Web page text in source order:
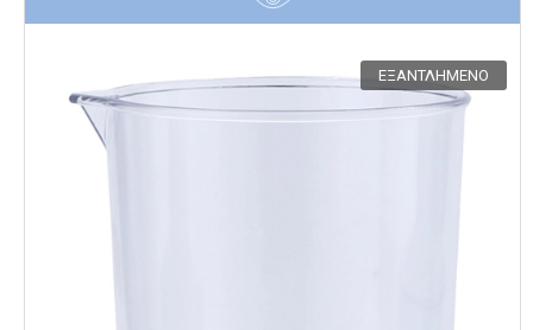
ΕΞΑΝΤΛΗΜΈΝΟ